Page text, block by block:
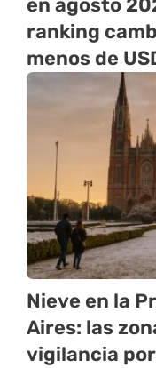
en agosto
ranking
menos de
Nieve en la
Aires: las
vigilancia